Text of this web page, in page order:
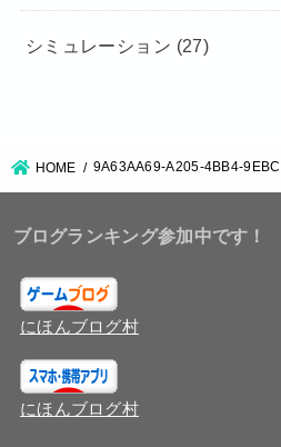
シミュレーション (27)
HOME 9A63AA69-A205-4BB4-
ブログランキング参加中です！
にほんブログ村
にほんブログ村